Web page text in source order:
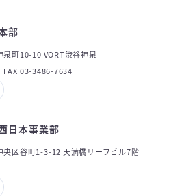
部
町10-10 VORT渋谷神泉
03-3486-7634
日本事業部
区谷町1-3-12 天満橋リーフビル7階